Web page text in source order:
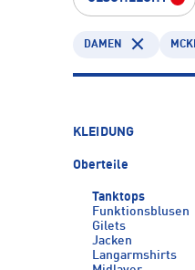
DAMEN
KLEIDUNG
Oberteile
Tanktops
Funktionsblusen
Gilets
Jacken
Langarmshirts